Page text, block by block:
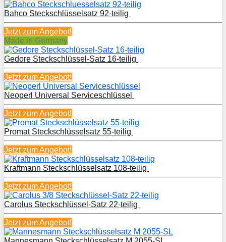
Bahco Steckschlüsselsatz 92-teilig
Jetzt zumAngebot!
Made in Germany
Gedore Steckschlüssel-Satz 16-teilig
Jetzt zumAngebot!
Neoperl Universal Serviceschlüssel
Jetzt zumAngebot!
Promat Steckschlüsselsatz 55-teilig
Jetzt zumAngebot!
Kraftmann Steckschlüsselsatz 108-teilig
Jetzt zumAngebot!
Carolus Steckschlüssel-Satz 22-teilig
Jetzt zumAngebot!